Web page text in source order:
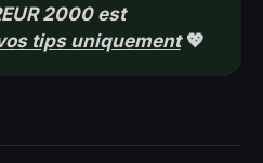
2000 est
tips uniquement 💖